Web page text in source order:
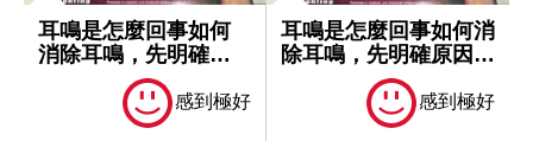
耳鳴是怎麼回事如何
消除耳鳴，先明確原
感到極好
耳鳴是怎麼回事如何消
除耳鳴，先明確原因再
感到極好